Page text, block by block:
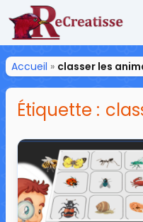
ReCreatisse
Accueil » classer les
Étiquette :